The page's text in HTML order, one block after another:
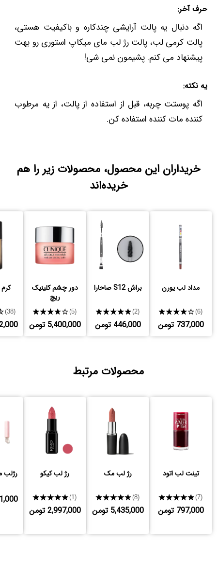
حرف آخر:
اگه دنبال یه پالت آرایشی چندکاره و باکیفیت هستی،
پالت کرمی لب، پالت رژ لب مای میکاپ استوری رو بهت
پیشنهاد می کنم. پشیمون نمی شی!
یه نکته:
اگه پوستت چربه، قبل از استفاده از پالت، از یه مرطوب
کننده مات کننده استفاده کن.
خریداران این محصول، محصولات زیر را هم
خریده‌اند
مداد لب یورن
★★★★★(6)
737,000 تومن
براش S12 صاحارا
★★★★★(2)
446,000 تومن
دور چشم کلینیک
ریچ
★★★★★(5)
5,400,000 تومن
(38)
محصولات مرتبط
تینت لب اتود
★★★★★(7)
797,000 تومن
رژ لب مک
★★★★★(8)
5,435,000 تومن
رژ لب کیکو
★★★★★(1)
2,997,000 تومن
رژلب